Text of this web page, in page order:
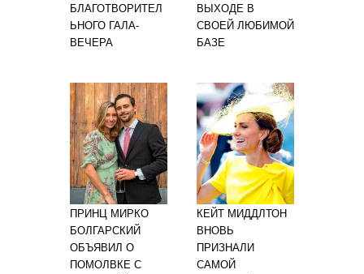
БЛАГОТВОРИТЕЛ
ЬНОГО ГАЛА-
ВЕЧЕРА
ВЫХОДЕ В
СВОЕЙ ЛЮБИМОЙ
БАЗЕ
ПРИНЦ МИРКО
БОЛГАРСКИЙ
ОБЪЯВИЛ О
ПОМОЛВКЕ С
КЕЙТ МИДДЛТОН
ВНОВЬ
ПРИЗНАЛИ
САМОЙ